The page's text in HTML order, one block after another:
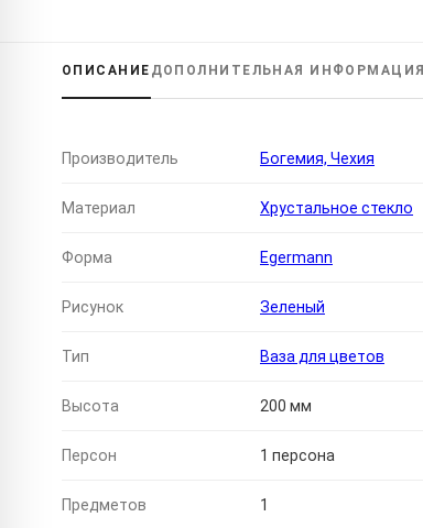
ОПИСАНИЕ ДОПОЛНИТЕЛЬНАЯ ИНФОРМАЦИЯ
Производитель Богемия, Чехия
Материал Хрустальное стекло
Форма Egermann
Рисунок Зеленый
Тип Ваза для цветов
Высота 200 мм
Персон 1 персона
Предметов 1